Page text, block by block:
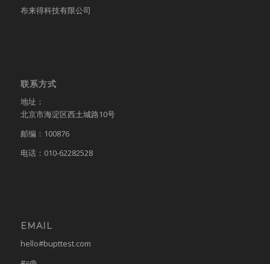
布来得科技有限公司
联系方式
地址：
北京市海淀区西土城路10号
邮编：100876
电话：010-62282528
EMAIL
hello#bupttest.com